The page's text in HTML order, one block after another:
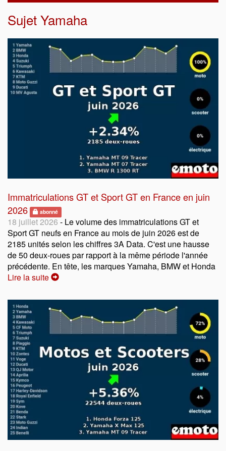
SujetYamaha
Immatriculations GT et Sport GT en France en juin
2026
abonné
18 juillet 2026 - Le volume des immatriculations GT et
Sport GT neufs en France au mois de juin 2026 est de
2185 unités selon les chiffres 3A Data. C'est une hausse
de 50 deux-roues par rapport à la même période l'année
précédente. En tête, les marques Yamaha, BMW et Honda
Lire la suite